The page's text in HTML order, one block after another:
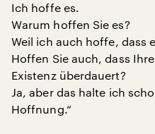
Ich hoffe es.
Warum hoffen Sie es?
Weil ich auch hoffe, dass
Hoffen Sie auch, dass
Existenz überdauert?
Ja, aber das halte ich
Hoffnung.“